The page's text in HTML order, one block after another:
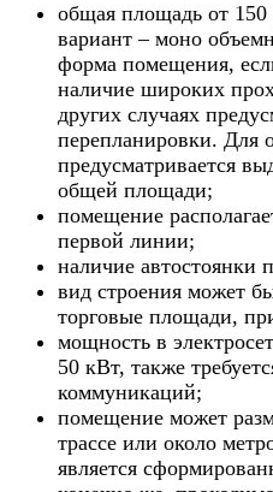
общая площадь от
вариант – моно
форма помещения,
наличие широких
других случаях
перепланировки. Для
предусматривается
общей площади;
помещение
первой линии;
наличие автостоянки
вид строения может
торговые площади,
мощность в
50 кВт, также
коммуникаций;
помещение может
трассе или около
является